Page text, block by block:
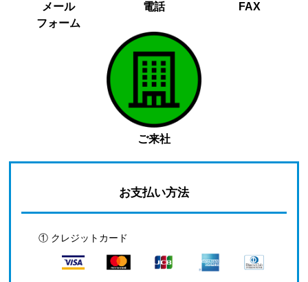
メール
フォーム
電話 FAX
ご来社
お支払い方法
① クレジットカード